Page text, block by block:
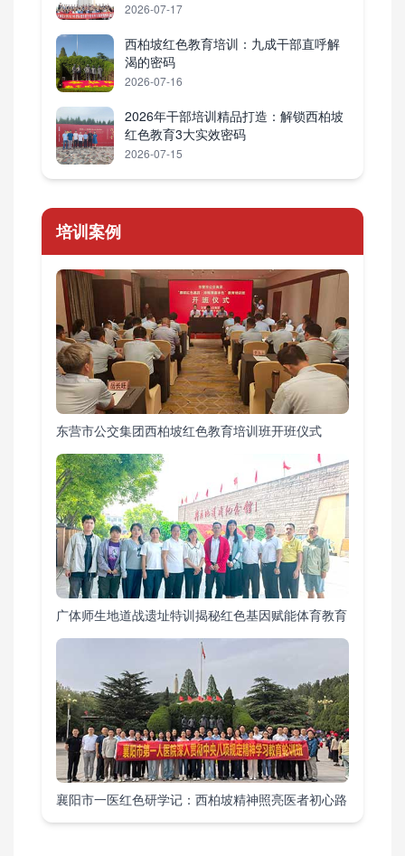
2026-07-17
西柏坡红色教育培训：九成干部直呼解
渴的密码
2026-07-16
2026年干部培训精品打造：解锁西柏坡
红色教育3大实效密码
2026-07-15
培训案例
东营市公交集团西柏坡红色教育培训班开班仪式
广体师生地道战遗址特训揭秘红色基因赋能体育教育
襄阳市一医红色研学记：西柏坡精神照亮医者初心路